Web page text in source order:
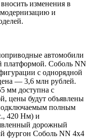
изменения в
и
автомобили
платформой. Соболь NN
с однорядной
— 3,6 млн рублей.
мм доступна с
цены будут объявлены
полным
420 Нм) и
дорожный
фургон Соболь NN 4х4